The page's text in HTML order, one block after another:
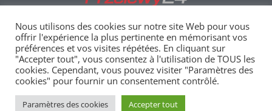
Merci pour votre confiance et votre soutien
Nous utilisons des cookies sur notre site Web pour vous
offrir l'expérience la plus pertinente en mémorisant vos
préférences et vos visites répétées. En cliquant sur
"Accepter tout", vous consentez à l'utilisation de TOUS les
cookies. Cependant, vous pouvez visiter "Paramètres des
cookies" pour fournir un consentement contrôlé.
Paramètres des cookies Accepter tout